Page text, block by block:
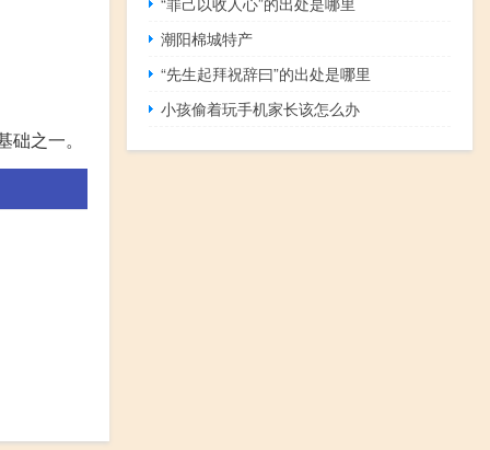
之一。
潮阳棉城特产
“先生起拜祝辞曰”的出处是哪里
小孩偷着玩手机家长该怎么办